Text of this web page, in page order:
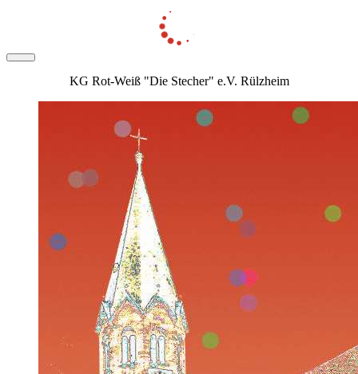
KG Rot-Weiß "Die Stecher" e.V. Rülzheim